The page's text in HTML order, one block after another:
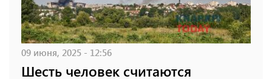
09 июня, 2025 - 12:56
Шесть человек считаются